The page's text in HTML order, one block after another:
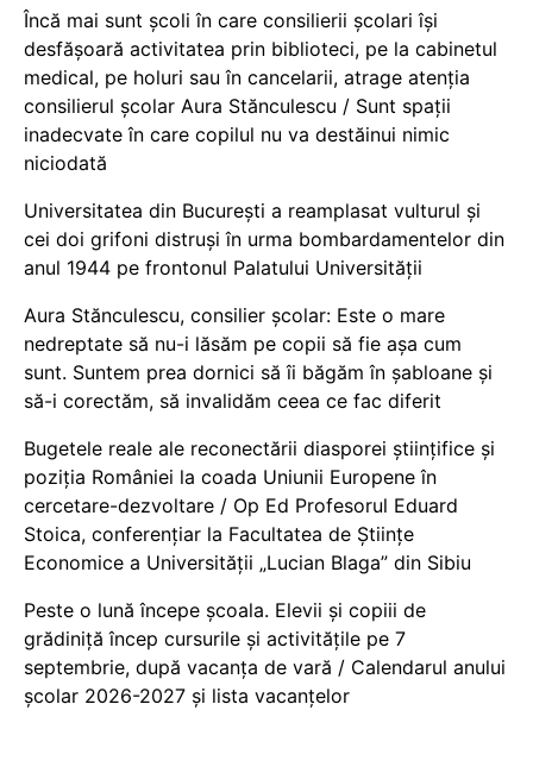
Încă mai sunt școli în care consilierii școlari își
desfășoară activitatea prin biblioteci, pe la cabinetul
medical, pe holuri sau în cancelarii, atrage atenția
consilierul școlar Aura Stănculescu / Sunt spații
inadecvate în care copilul nu va destăinui nimic
niciodată
Universitatea din București a reamplasat vulturul și
cei doi grifoni distruși în urma bombardamentelor din
anul 1944 pe frontonul Palatului Universității
Aura Stănculescu, consilier școlar: Este o mare
nedreptate să nu-i lăsăm pe copii să fie așa cum
sunt. Suntem prea dornici să îi băgăm în șabloane și
să-i corectăm, să invalidăm ceea ce fac diferit
Bugetele reale ale reconectării diasporei științifice și
poziția României la coada Uniunii Europene în
cercetare-dezvoltare / Op Ed Profesorul Eduard
Stoica, conferențiar la Facultatea de Științe
Economice a Universității „Lucian Blaga” din Sibiu
Peste o lună începe școala. Elevii și copiii de
grădiniță încep cursurile și activitățile pe 7
septembrie, după vacanța de vară / Calendarul anului
școlar 2026-2027 și lista vacanțelor